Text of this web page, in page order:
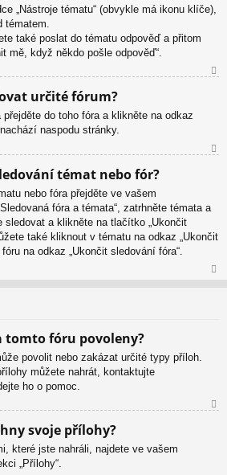
„Nástroje tématu“ (obvykle má ikonu klíče),
tématem.
také poslat do tématu odpověď a přitom
mě, když někdo pošle odpověď“.
určité fórum?
do toho fóra a klikněte na odkaz
naspodu stránky.
u
témat nebo fór?
nebo fóra přejděte ve vašem
fóra a témata“, zatrhněte témata a
sledovat a klikněte na tlačítko „Ukončit
také kliknout v tématu na odkaz „Ukončit
na odkaz „Ukončit sledování fóra“.
tomto fóru povoleny?
povolit nebo zakázat určité typy příloh.
můžete nahrát, kontaktujte
ho o pomoc.
svoje přílohy?
které jste nahráli, najdete ve vašem
„Přílohy“.